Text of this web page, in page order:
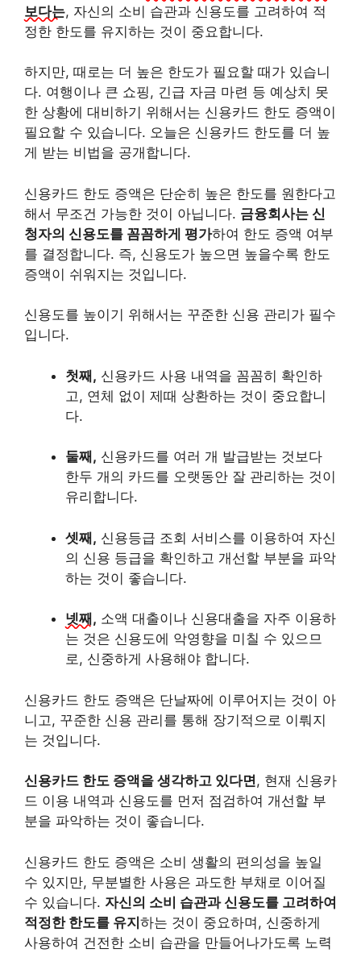
보다는, 자신의 소비 습관과 신용도를 고려하여 적
정한 한도를 유지하는 것이 중요합니다.
하지만, 때로는 더 높은 한도가 필요할 때가 있습니
다. 여행이나 큰 쇼핑, 긴급 자금 마련 등 예상치 못
한 상황에 대비하기 위해서는 신용카드 한도 증액이
필요할 수 있습니다. 오늘은 신용카드 한도를 더 높
게 받는 비법을 공개합니다.
신용카드 한도 증액은 단순히 높은 한도를 원한다고
해서 무조건 가능한 것이 아닙니다. 금융회사는 신
청자의 신용도를 꼼꼼하게 평가하여 한도 증액 여부
를 결정합니다. 즉, 신용도가 높으면 높을수록 한도
증액이 쉬워지는 것입니다.
신용도를 높이기 위해서는 꾸준한 신용 관리가 필수
입니다.
첫째, 신용카드 사용 내역을 꼼꼼히 확인하
고, 연체 없이 제때 상환하는 것이 중요합니
다.
둘째, 신용카드를 여러 개 발급받는 것보다
한두 개의 카드를 오랫동안 잘 관리하는 것이
유리합니다.
셋째, 신용등급 조회 서비스를 이용하여 자신
의 신용 등급을 확인하고 개선할 부분을 파악
하는 것이 좋습니다.
넷째, 소액 대출이나 신용대출을 자주 이용하
는 것은 신용도에 악영향을 미칠 수 있으므
로, 신중하게 사용해야 합니다.
신용카드 한도 증액은 단날짜에 이루어지는 것이 아
니고, 꾸준한 신용 관리를 통해 장기적으로 이뤄지
는 것입니다.
신용카드 한도 증액을 생각하고 있다면, 현재 신용카
드 이용 내역과 신용도를 먼저 점검하여 개선할 부
분을 파악하는 것이 좋습니다.
신용카드 한도 증액은 소비 생활의 편의성을 높일
수 있지만, 무분별한 사용은 과도한 부채로 이어질
수 있습니다. 자신의 소비 습관과 신용도를 고려하여
적정한 한도를 유지하는 것이 중요하며, 신중하게
사용하여 건전한 소비 습관을 만들어나가도록 노력